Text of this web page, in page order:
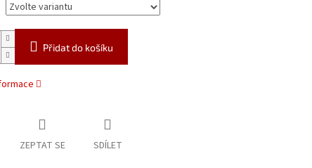
Přidat do košíku
ZEPTAT SE SDÍLET